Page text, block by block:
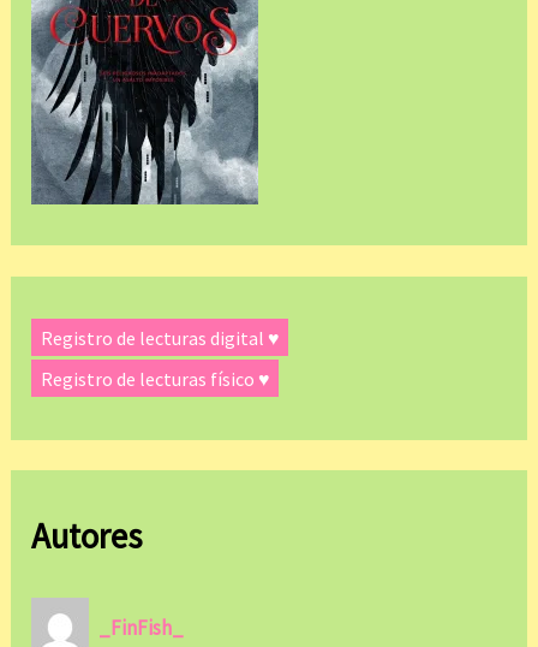
Registro de lecturas digital ♥
Registro de lecturas físico ♥
Autores
_FinFish_